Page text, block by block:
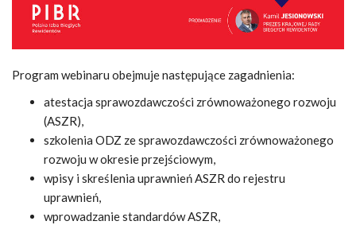
Program webinaru obejmuje następujące zagadnienia:
atestacja sprawozdawczości zrównoważonego rozwoju
(ASZR),
szkolenia ODZ ze sprawozdawczości zrównoważonego
rozwoju w okresie przejściowym,
wpisy i skreślenia uprawnień ASZR do rejestru
uprawnień,
wprowadzanie standardów ASZR,